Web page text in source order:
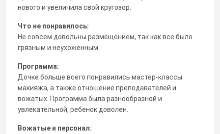
нового и увеличила свой кругозор.
Что не понравилось:
Не совсем довольны размещением, так как все было
грязным и неухоженным.
Программа:
Дочке больше всего понравились мастер-классы
макияжа, а также отношение преподавателей и
вожатых. Программа была разнообразной и
увлекательной, ребенок доволен.
Вожатые и персонал: